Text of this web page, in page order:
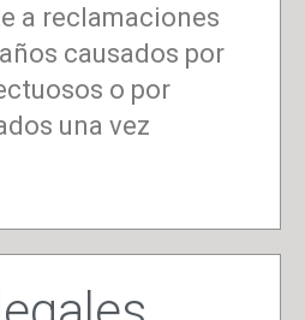
a reclamaciones
causados por
o por
una vez